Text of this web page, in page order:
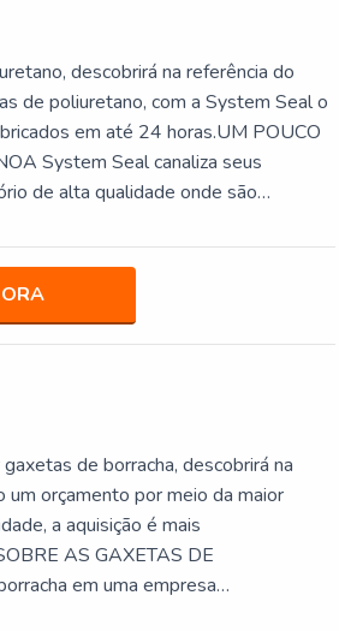
descobrirá na referência do
de poliuretano, com a System Seal o
em até 24 horas.UM POUCO
System Seal canaliza seus
de alta qualidade onde são
de borracha, descobrirá na
orçamento por meio da maior
a aquisição é mais
AS GAXETAS DE
em uma empresa